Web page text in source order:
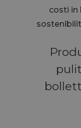
costi in